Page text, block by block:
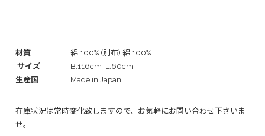
材質
綿:100% (別布) 綿:100%
サイズ
B:116cm L:60cm
生産国
Made in Japan
在庫状況は常時変化致しますので、お気軽にお問い合わせ下さいま
せ。